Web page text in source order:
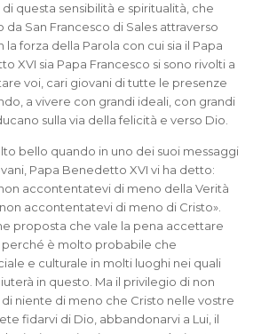
questa sensibilità e spiritualità, che
San Francesco di Sales attraverso
la forza della Parola con cui sia il Papa
XVI sia Papa Francesco si sono rivolti a
voi, cari giovani di tutte le presenze
a vivere con grandi ideali, con grandi
sulla via della felicità e verso Dio.
bello quando in uno dei suoi messaggi
Papa Benedetto XVI vi ha detto:
accontentatevi di meno della Verità
accontentatevi di meno di Cristo».
proposta che vale la pena accettare
è molto probabile che
e culturale in molti luoghi nei quali
in questo. Ma il privilegio di non
niente di meno che Cristo nelle vostre
fidarvi di Dio, abbandonarvi a Lui, il